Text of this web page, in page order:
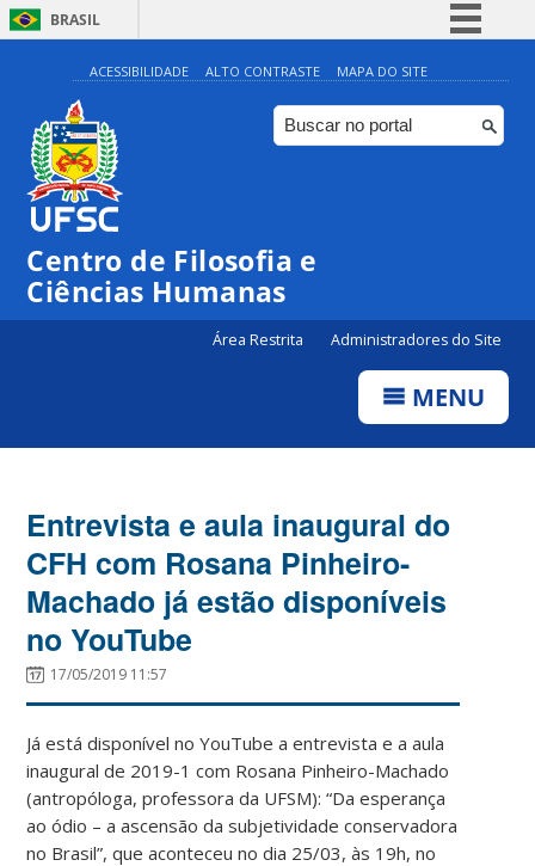
BRASIL
Simplifique!
Comunica BR
Participe
ACESSIBILIDADE ALTO CONTRASTE MAPA DO SITE
Centro de Filosofia e
Ciências Humanas
Área Restrita Administradores do Site
MENU
Entrevista e aula inaugural do
CFH com Rosana Pinheiro-
Machado já estão disponíveis
no YouTube
17/05/2019 11:57
Já está disponível no YouTube a entrevista e a aula
inaugural de 2019-1 com Rosana Pinheiro-Machado
(antropóloga, professora da UFSM): “Da esperança
ao ódio – a ascensão da subjetividade conservadora
no Brasil”, que aconteceu no dia 25/03, às 19h, no